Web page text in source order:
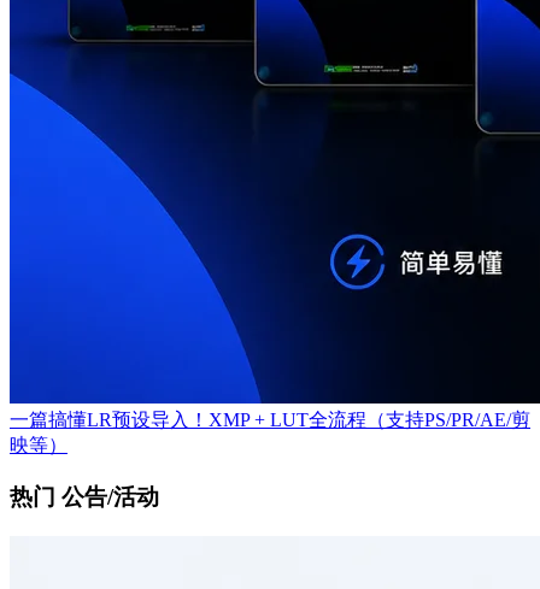
一篇搞懂LR预设导入！XMP + LUT全流程（支持PS/PR/AE/剪
映等）
热门 公告/活动